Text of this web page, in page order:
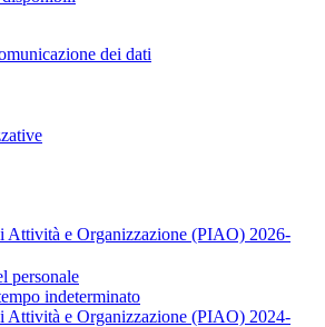
dei dati
Attività e Organizzazione (PIAO) 2026-
personale
indeterminato
Attività e Organizzazione (PIAO) 2024-